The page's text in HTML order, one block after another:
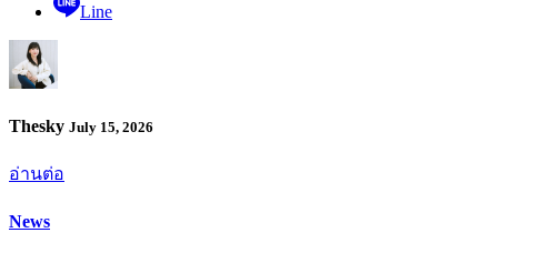
Line
Thesky July 15, 2026
อ่านต่อ
News